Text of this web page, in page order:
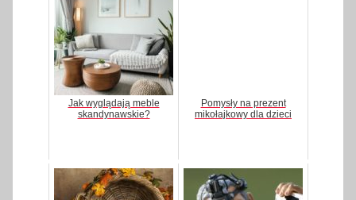
Jak wyglądają meble
skandynawskie?
Pomysły na prezent
mikołajkowy dla dzieci